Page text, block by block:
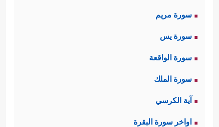
سورة مريم
سورة يس
سورة الواقعة
سورة الملك
آية الكرسي
اواخر سورة البقرة